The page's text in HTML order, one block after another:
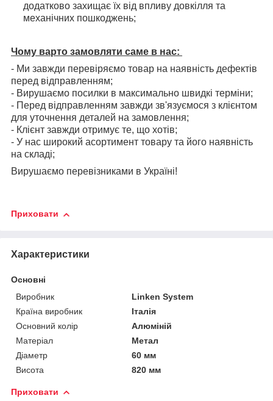
додатково захищає їх від впливу довкілля та
механічних пошкоджень;
Чому варто замовляти саме в нас:
- Ми завжди перевіряємо товар на наявність дефектів
перед відправленням;
- Вирушаємо посилки в максимально швидкі терміни;
- Перед відправленням завжди зв'язуємося з клієнтом
для уточнення деталей на замовлення;
- Клієнт завжди отримує те, що хотів;
- У нас широкий асортимент товару та його наявність
на складі;
Вирушаємо перевізниками в Україні!
Приховати
Характеристики
Основні
Виробник
Linken System
Країна виробник
Італія
Основний колір
Алюміній
Матеріал
Метал
Діаметр
60 мм
Висота
820 мм
Приховати